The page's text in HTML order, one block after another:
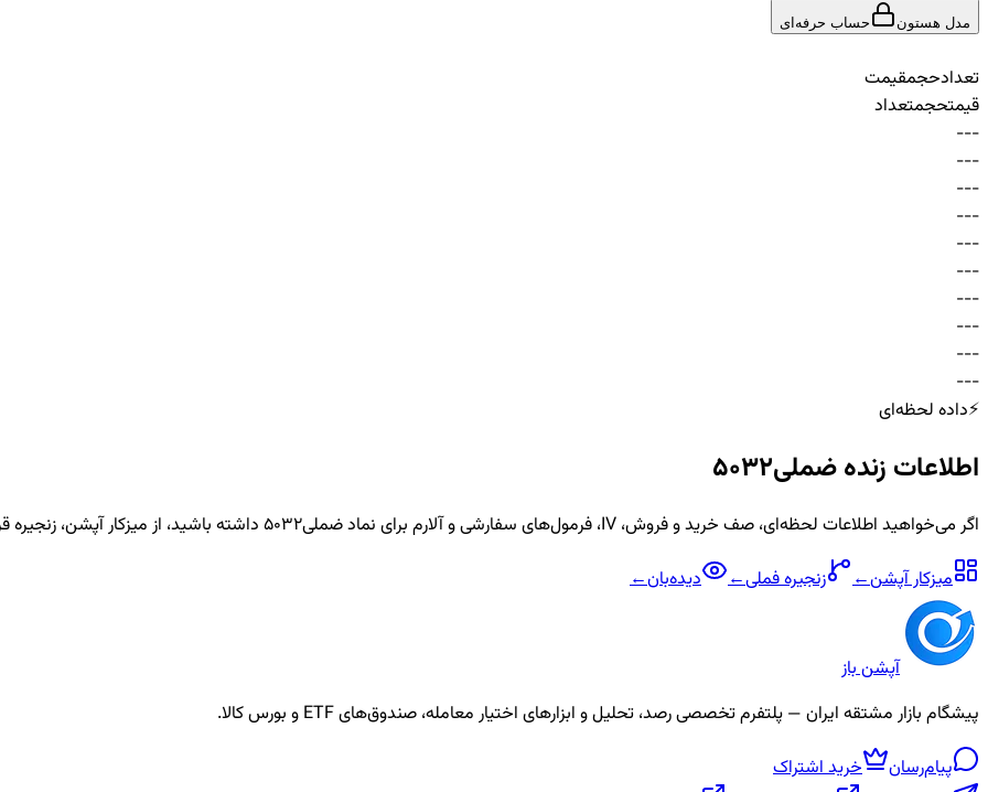
مدل هستون حساب حرفه‌ای
تعدادحجمقیمت
قیمتحجمتعداد
-
-
-
-
-
-
-
-
-
-
-
-
-
-
-
-
-
-
-
-
-
-
-
-
-
-
-
-
-
-
⚡داده لحظه‌ای
اطلاعات زندهضملی5032
اگر می‌خواهید اطلاعات لحظه‌ای، صف خرید و فروش، IV، فرمول‌های سفارشی و آلارم برای نماد ضملی5032
داشته باشید، از میزکار آپشن، زنجیره
میزکار آپشن← زنجیرهفملی← دیده‌بان←
آپشن باز
پیشگام بازار مشتقه ایران — پلتفرم تخصصی رصد، تحلیل و ابزارهای اختیار معامله، صندوق‌های ETF و بورس کالا.
پیام‌رسان
خرید اشتراک